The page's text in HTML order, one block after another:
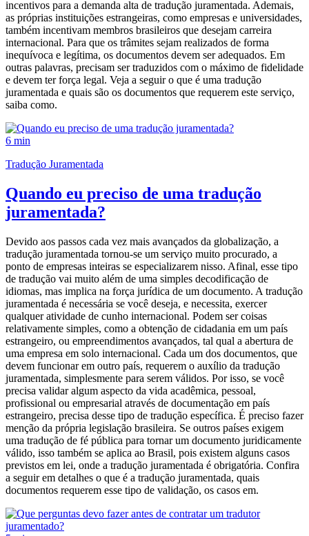
incentivos para a demanda alta de tradução juramentada. Ademais,
as próprias instituições estrangeiras, como empresas e universidades,
também incentivam membros brasileiros que desejam carreira
internacional. Para que os trâmites sejam realizados de forma
inequívoca e legítima, os documentos devem ser adequados. Em
outras palavras, precisam ser traduzidos com o máximo de fidelidade
e devem ter força legal. Veja a seguir o que é uma tradução
juramentada e quais são os documentos que requerem este serviço,
saiba como.
6 min
Tradução Juramentada
Quando eu preciso de uma tradução
juramentada?
Devido aos passos cada vez mais avançados da globalização, a
tradução juramentada tornou-se um serviço muito procurado, a
ponto de empresas inteiras se especializarem nisso. Afinal, esse tipo
de tradução vai muito além de uma simples decodificação de
idiomas, mas implica na força jurídica de um documento. A tradução
juramentada é necessária se você deseja, e necessita, exercer
qualquer atividade de cunho internacional. Podem ser coisas
relativamente simples, como a obtenção de cidadania em um país
estrangeiro, ou empreendimentos avançados, tal qual a abertura de
uma empresa em solo internacional. Cada um dos documentos, que
devem funcionar em outro país, requerem o auxílio da tradução
juramentada, simplesmente para serem válidos. Por isso, se você
precisa validar algum aspecto da vida acadêmica, pessoal,
profissional ou empresarial através de documentação em país
estrangeiro, precisa desse tipo de tradução específica. É preciso fazer
menção da própria legislação brasileira. Se outros países exigem
uma tradução de fé pública para tornar um documento juridicamente
válido, isso também se aplica ao Brasil, pois existem alguns casos
previstos em lei, onde a tradução juramentada é obrigatória. Confira
a seguir em detalhes o que é a tradução juramentada, quais
documentos requerem esse tipo de validação, os casos em.